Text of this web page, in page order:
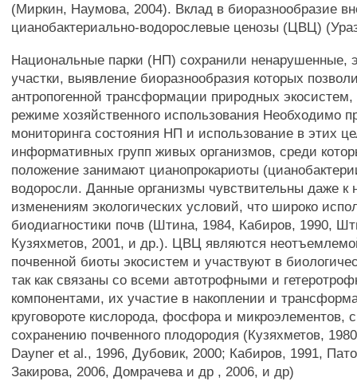
(Миркин, Наумова, 2004). Вклад в биоразнообразие
цианобактериально-водорослевые ценозы (ЦВЦ)
Национальные парки (НП) сохранили ненарушенные,
участки, выявление биоразнообразия которых
антропогенной трансформации природных
режиме хозяйственного использования Необходимо
мониторинга состояния НП и использование в этих
информативных групп живых организмов, среди
положение занимают цианопрокариоты
водоросли. Данные организмы чувствительны даже к
изменениям экологических условий, что широко
биодиагностики почв (Штина, 1984, Кабиров, 1990,
Кузяхметов, 2001, и др.). ЦВЦ являются
почвенной биоты экосистем и участвуют в
так как связаны со всеми автотрофными и
компонентами, их участие в накоплении и
круговороте кислорода, фосфора и микроэлементов,
сохранению почвенного плодородия (Кузяхметов,
Dayner et al., 1996, Дубовик, 2000; Кабиров, 1991,
Закирова, 2006, Домрачева и др , 2006, и др)